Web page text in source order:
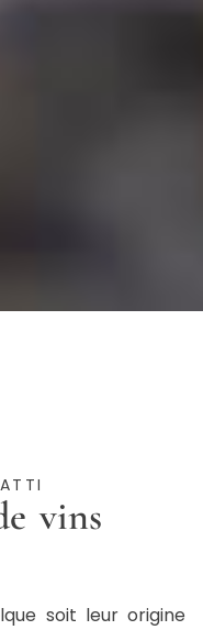
vins
soit leur origine